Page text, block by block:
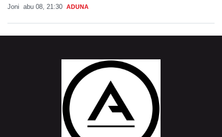
Joni abu 08, 21:30 ADUNA